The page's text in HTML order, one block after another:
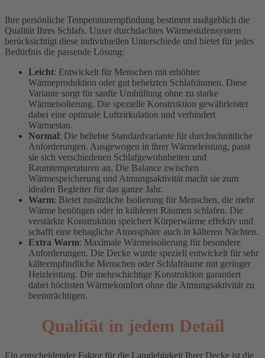
Ihre persönliche Temperaturempfindung bestimmt maßgeblich die
Qualität Ihres Schlafs. Unser durchdachtes Wärmestufensystem
berücksichtigt diese individuellen Unterschiede und bietet für jedes
Bedürfnis die passende Lösung:
Leicht: Entwickelt für Menschen mit erhöhter
Wärmeproduktion oder gut beheizten Schlafräumen. Diese
Variante sorgt für sanfte Umhüllung ohne zu starke
Wärmeisolierung. Die spezielle Konstruktion gewährleistet
dabei eine optimale Luftzirkulation und verhindert
Wärmestau.
Normal: Die beliebte Standardvariante für durchschnittliche
Anforderungen. Ausgewogen in ihrer Wärmeleistung, passt
sie sich verschiedenen Schlafgewohnheiten und
Raumtemperaturen an. Die Balance zwischen
Wärmespeicherung und Atmungsaktivität macht sie zum
idealen Begleiter für das ganze Jahr.
Warm: Bietet zusätzliche Isolierung für Menschen, die mehr
Wärme benötigen oder in kühleren Räumen schlafen. Die
verstärkte Konstruktion speichert Körperwärme effektiv und
schafft eine behagliche Atmosphäre auch in kälteren Nächten.
Extra Warm: Maximale Wärmeisolierung für besondere
Anforderungen. Die Decke wurde speziell entwickelt für sehr
kälteempfindliche Menschen oder Schlafräume mit geringer
Heizleistung. Die mehrschichtige Konstruktion garantiert
dabei höchsten Wärmekomfort ohne die Atmungsaktivität zu
beeinträchtigen.
Qualität in jedem Detail
Ein entscheidender Faktor für die Langlebigkeit Ihrer Decke ist die